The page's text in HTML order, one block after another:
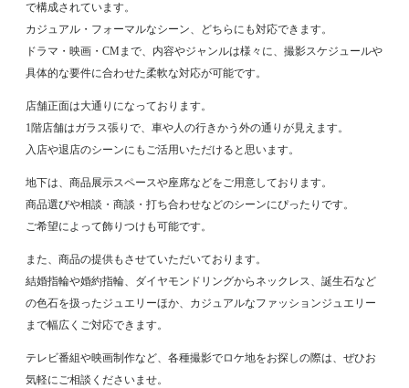
で構成されています。
カジュアル・フォーマルなシーン、どちらにも対応できます。
ドラマ・映画・CMまで、内容やジャンルは様々に、撮影スケジュールや
具体的な要件に合わせた柔軟な対応が可能です。
店舗正面は大通りになっております。
1階店舗はガラス張りで、車や人の行きかう外の通りが見えます。
入店や退店のシーンにもご活用いただけると思います。
地下は、商品展示スペースや座席などをご用意しております。
商品選びや相談・商談・打ち合わせなどのシーンにぴったりです。
ご希望によって飾りつけも可能です。
また、商品の提供もさせていただいております。
結婚指輪や婚約指輪、ダイヤモンドリングからネックレス、誕生石など
の色石を扱ったジュエリーほか、カジュアルなファッションジュエリー
まで幅広くご対応できます。
テレビ番組や映画制作など、各種撮影でロケ地をお探しの際は、ぜひお
気軽にご相談くださいませ。